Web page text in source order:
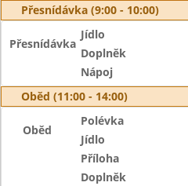
Přesnídávka (9:00 - 10:00)
Přesnídávka
Jídlo
Doplněk
Nápoj
Oběd (11:00 - 14:00)
Oběd
Polévka
Jídlo
Příloha
Doplněk